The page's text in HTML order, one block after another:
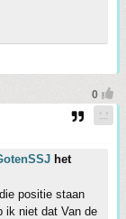
het
positie staan
ik niet dat Van de